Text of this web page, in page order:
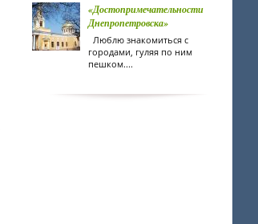
«Достопримечательности
Днепропетровска»
Люблю знакомиться с
городами, гуляя по ним
пешком....